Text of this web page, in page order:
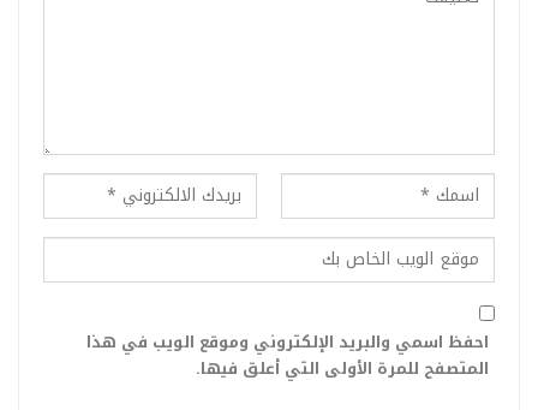
احفظ اسمي والبريد الإلكتروني وموقع الويب في هذا
المتصفح للمرة الأولى التي أعلق فيها.